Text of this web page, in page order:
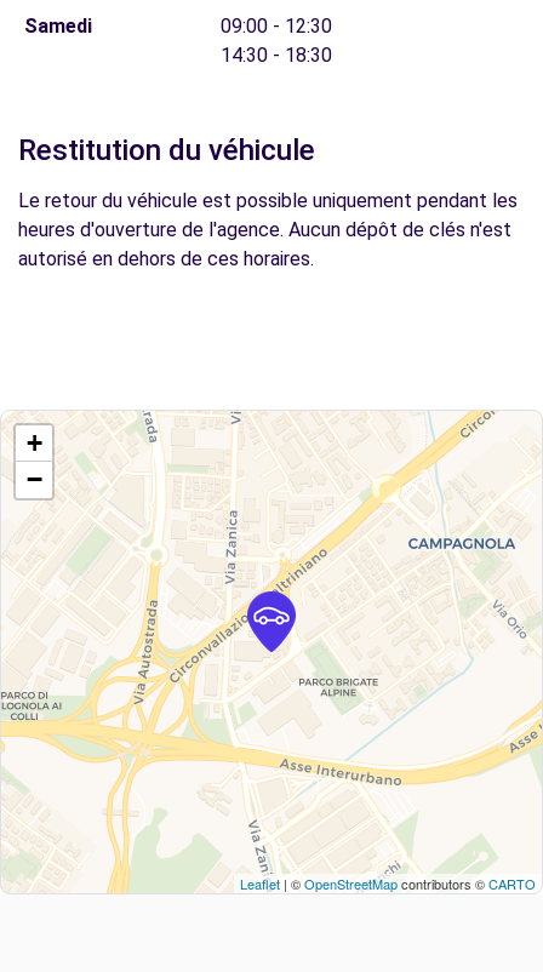
Samedi
09:00 - 12:30
14:30 - 18:30
Restitution du véhicule
Le retour du véhicule est possible uniquement pendant les
heures d'ouverture de l'agence. Aucun dépôt de clés n'est
autorisé en dehors de ces horaires.
+
−
Leaflet | ©OpenStreetMapcontributors ©CARTO